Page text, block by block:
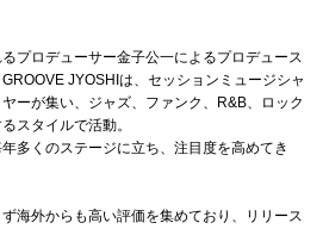
プロデューサー金子公一によるプロデュース
JYOSHIは、セッションミュージシャ
ーが集い、ジャズ、ファンク、R&B、ロック
スタイルで活動。
多くのステージに立ち、注目度を高めてき
海外からも高い評価を集めており、リリース